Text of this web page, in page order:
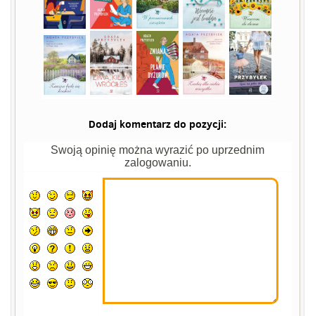
Dodaj komentarz do pozycji:
Swoją opinię można wyrazić po uprzednim
zalogowaniu.